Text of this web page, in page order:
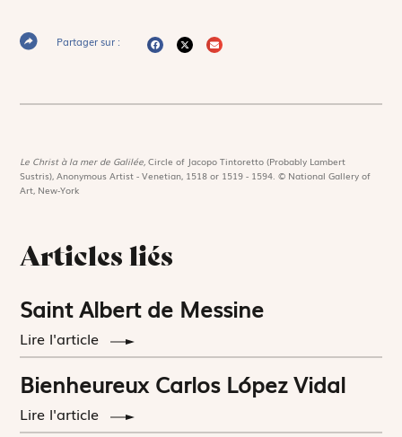
Partager sur :
Le Christ à la mer de Galilée,Circle of Jacopo Tintoretto (Probably Lambert
Sustris), Anonymous Artist - Venetian, 1518 or 1519 - 1594. © National Gallery of
Art, New-York
Articles liés
Saint Albert de Messine
Lire l'article
Bienheureux Carlos López Vidal
Lire l'article